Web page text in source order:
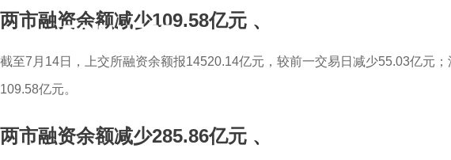
两市融资余额减少109.58亿元 、
截至7月14日，上交所融资余额报14520.14亿元，较前一交易日减少55.03亿元
109.58亿元。
两市融资余额减少285.86亿元 、